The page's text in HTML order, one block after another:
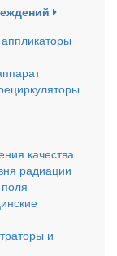
качества
радиации
и